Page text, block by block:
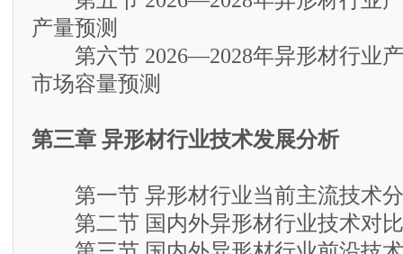
第五节 2026—2028年异形材行业产
产量预测
第六节 2026—2028年异形材行业产
市场容量预测
第三章 异形材行业技术发展分析
第一节 异形材行业当前主流技术
第二节 国内外异形材行业技术对比